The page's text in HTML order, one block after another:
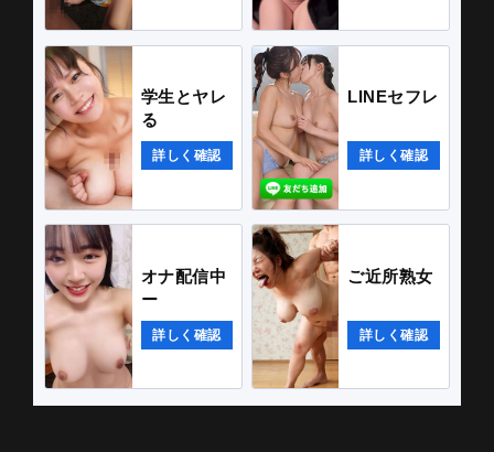
学生とヤレ
る
詳しく確認
LINEセフレ
詳しく確認
オナ配信中
ー
詳しく確認
ご近所熟女
詳しく確認